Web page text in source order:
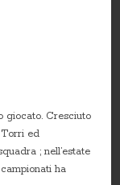
giocato. Cresciuto
Torri ed
; nell’estate
ha